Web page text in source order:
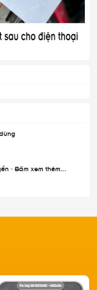
- Bấm xem thêm...